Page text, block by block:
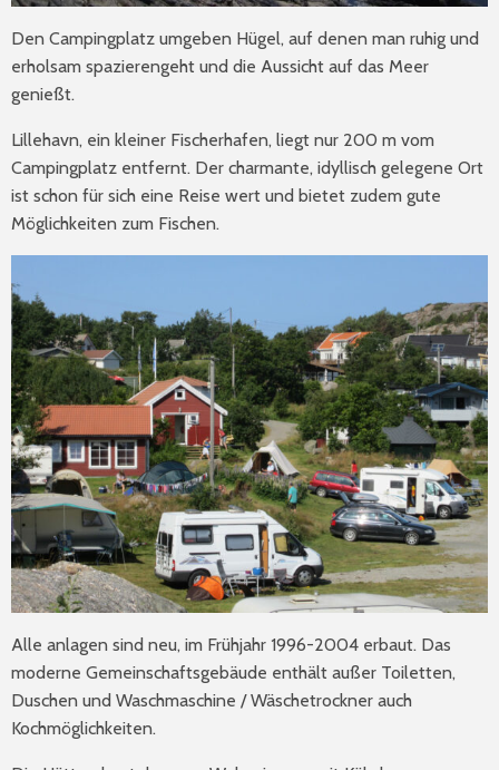
Den Campingplatz umgeben Hügel, auf denen man ruhig und
erholsam spazierengeht und die Aussicht auf das Meer
genießt.
Lillehavn, ein kleiner Fischerhafen, liegt nur 200 m vom
Campingplatz entfernt. Der charmante, idyllisch gelegene Ort
ist schon für sich eine Reise wert und bietet zudem gute
Möglichkeiten zum Fischen.
Alle anlagen sind neu, im Frühjahr 1996-2004 erbaut. Das
moderne Gemeinschaftsgebäude enthält außer Toiletten,
Duschen und Waschmaschine / Wäschetrockner auch
Kochmöglichkeiten.